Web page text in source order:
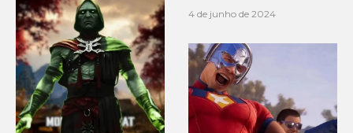
4 de junho de 2024